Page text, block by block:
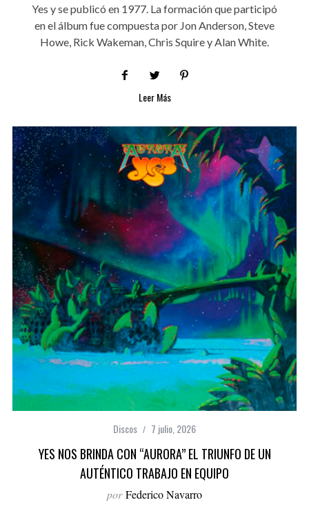
Yes y se publicó en 1977. La formación que participó
en el álbum fue compuesta por Jon Anderson, Steve
Howe, Rick Wakeman, Chris Squire y Alan White.
Leer Más
Discos 7 julio, 2026
YES NOS BRINDA CON “AURORA” EL TRIUNFO DE UN
AUTÉNTICO TRABAJO EN EQUIPO
por Federico Navarro